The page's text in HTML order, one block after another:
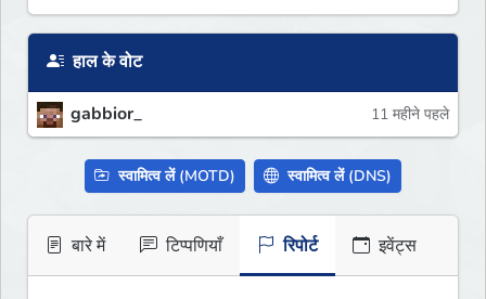
हाल के वोट
gabbior_ 11 महीने पहले
स्वामित्व लें (MOTD) स्वामित्व लें (DNS)
बारे में टिप्पणियाँ रिपोर्ट इवेंट्स